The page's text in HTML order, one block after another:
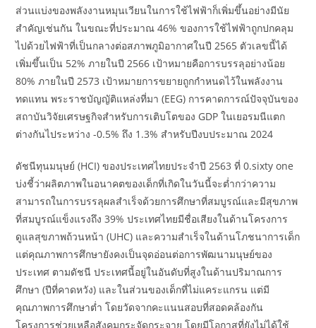
ส่วนแบ่งของพลังงานหมุนเวียนในการใช้ไฟฟ้าก็เพิ่มขึ้นอย่างมีนัย
สำคัญเช่นกัน ในขณะที่ประมาณ 46% ของการใช้ไฟฟ้าถูกปกคลุม
ไปด้วยไฟฟ้าที่เป็นกลางต่อสภาพภูมิอากาศในปี 2565 ตัวเลขนี้ได้
เพิ่มขึ้นเป็น 52% ภายในปี 2566 เป้าหมายคือการบรรลุอย่างน้อย
80% ภายในปี 2573 เป้าหมายการขยายถูกกำหนดไว้ในพลังงาน
ทดแทน พระราชบัญญัติแหล่งที่มา (EEG) การคาดการณ์ปัจจุบันของ
สถาบันวิจัยเศรษฐกิจสำหรับการเติบโตของ GDP ในเยอรมนีแตก
ต่างกันไประหว่าง -0.5% ถึง 1.3% สำหรับปีงบประมาณ 2024
ดัชนีทุนมนุษย์ (HCI) ของประเทศไทยประจำปี 2563 ที่ 0.sixty one
บ่งชี้ว่าผลิตภาพในอนาคตของเด็กที่เกิดในวันนี้จะต่ำกว่าความ
สามารถในการบรรลุผลสำเร็จด้วยการศึกษาที่สมบูรณ์และมีสุขภาพ
ที่สมบูรณ์แข็งแรงถึง 39% ประเทศไทยมีชื่อเสียงในด้านโครงการ
ดูแลสุขภาพถ้วนหน้า (UHC) และความสำเร็จในด้านโภชนาการเด็ก
แต่คุณภาพการศึกษายังคงเป็นจุดอ่อนต่อการพัฒนามนุษย์ของ
ประเทศ ตามดัชนี ประเทศนี้อยู่ในอันดับที่สูงในด้านปริมาณการ
ศึกษา (ปีที่คาดหวัง) และในส่วนของเด็กที่ไม่แคระแกรน แต่มี
คุณภาพการศึกษาต่ำ โดยวัดจากคะแนนสอบที่สอดคล้องกัน
โครงการช่วยเหลือสังคมกระจัดกระจาย โดยมีโอกาสที่ยังไม่ได้ใช้